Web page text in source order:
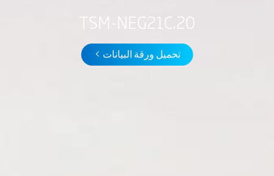
TSM-NEG21C.20
تحميل ورقة البيانات >